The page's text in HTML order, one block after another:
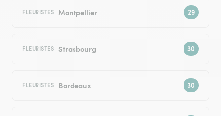
FLEURISTES Montpellier
FLEURISTES Strasbourg
FLEURISTES Bordeaux